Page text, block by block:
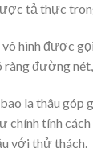
tả thực
vô hình được
ràng đường
la thâu góp
chính tính
với thử thách.